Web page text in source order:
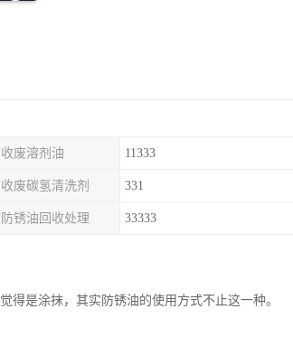
收废溶剂油 11333
收废碳氢清洗剂 331
锈油回收处理 33333
得是涂抹，其实防锈油的使用方式不止这一种。